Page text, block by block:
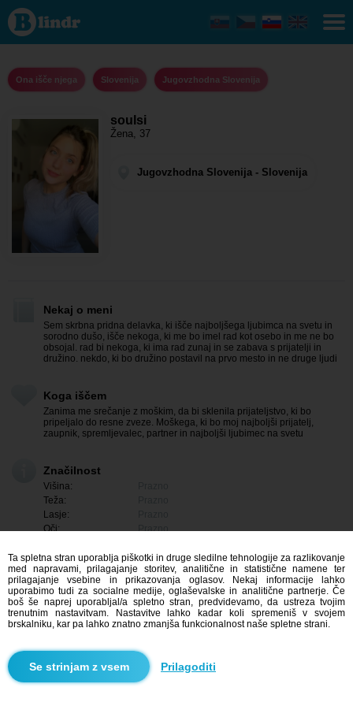
soulsi - Ona
išče njega
Jugovzhodna
Slovenija
Ona išče njega Slovenija Jugovzhodna Slovenija
soulsi
Žena, 37
Jugovzhodna Slovenija - Slovenija
Nekaj o meni
Sem skrbna pridna delavka, ki išče najboljšega ljubimca na svetu in
sorodno dušo, išče nekoga, ki me bo imel rad kot osebo in me ne bo
obsojal. rad bi nekoga, ki ima rad zunaj in se zabava s prijatelji in
družino. nekdo, ki bo družino postavil na prvo mesto in ne druge ljudi
Koga iščem
Zanima me srečanje z moškim, da bi sklenila prijateljstvo, ki bo
pripeljalo do resne zveze. Moškega, ki bo moj najboljši prijatelj,
zaupnik, spremljevalec, partner in najboljši ljubimec na svetu
Značilnost
Višina:
Teža:
Lasje:
Oči:
Prazno
Me zanima
Ta spletna stran uporablja piškotki in druge sledilne tehnologije za razlikovanje
med napravami, prilagajanje storitev, analitične in statistične namene ter
prilagajanje vsebine in prikazovanja oglasov. Nekaj informacije lahko
uporabimo tudi za socialne medije, oglaševalske in analitične partnerje. Če
boš še naprej uporabljal/a spletno stran, predvidevamo, da ustreza tvojim
trenutnim nastavitvam. Nastavitve lahko kadar koli spremeniš v svojem
brskalniku, kar pa lahko znatno zmanjša funkcionalnost naše spletne strani.
Prilagoditi